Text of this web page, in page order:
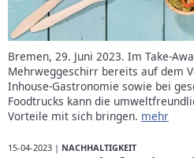
Bremen, 29. Juni 2023. Im Take-
Mehrweggeschirr bereits auf dem
Inhouse-Gastronomie sowie bei
Foodtrucks kann die
Vorteile mit sich bringen. mehr
15-04-2023 | NACHHALTIGKEIT